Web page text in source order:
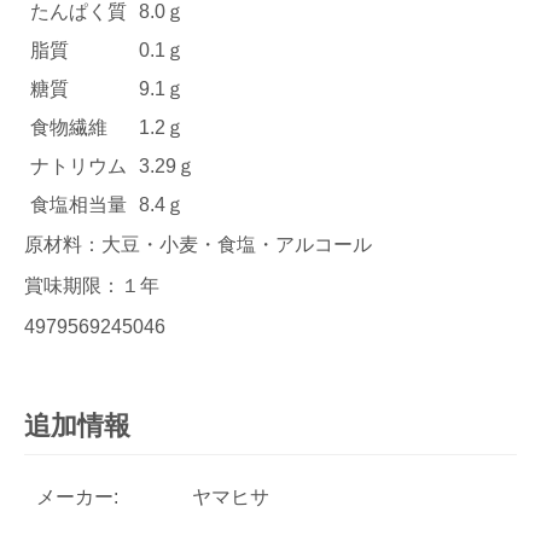
たんぱく質 8.0ｇ
脂質
0.1ｇ
糖質
9.1ｇ
食物繊維
1.2ｇ
ナトリウム
3.29ｇ
食塩相当量 8.4ｇ
原材料：大豆・小麦・食塩・アルコール
賞味期限：１年
4979569245046
追加情報
メーカー: ヤマヒサ